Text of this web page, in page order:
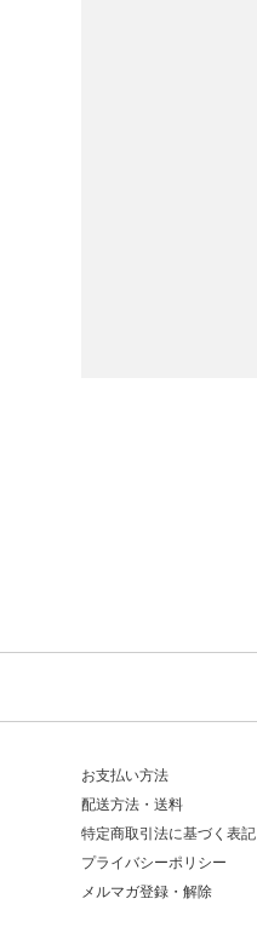
お支払い方法
配送方法・送料
特定商取引法に基づく表記
プライバシーポリシー
メルマガ登録・解除